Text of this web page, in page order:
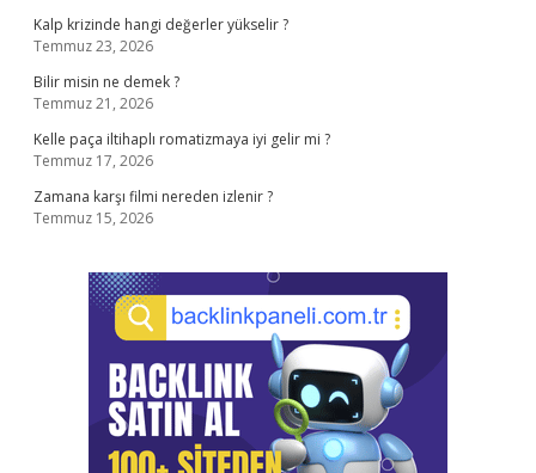
Kalp krizinde hangi değerler yükselir ?
Temmuz 23, 2026
Bilir misin ne demek ?
Temmuz 21, 2026
Kelle paça iltihaplı romatizmaya iyi gelir mi ?
Temmuz 17, 2026
Zamana karşı filmi nereden izlenir ?
Temmuz 15, 2026